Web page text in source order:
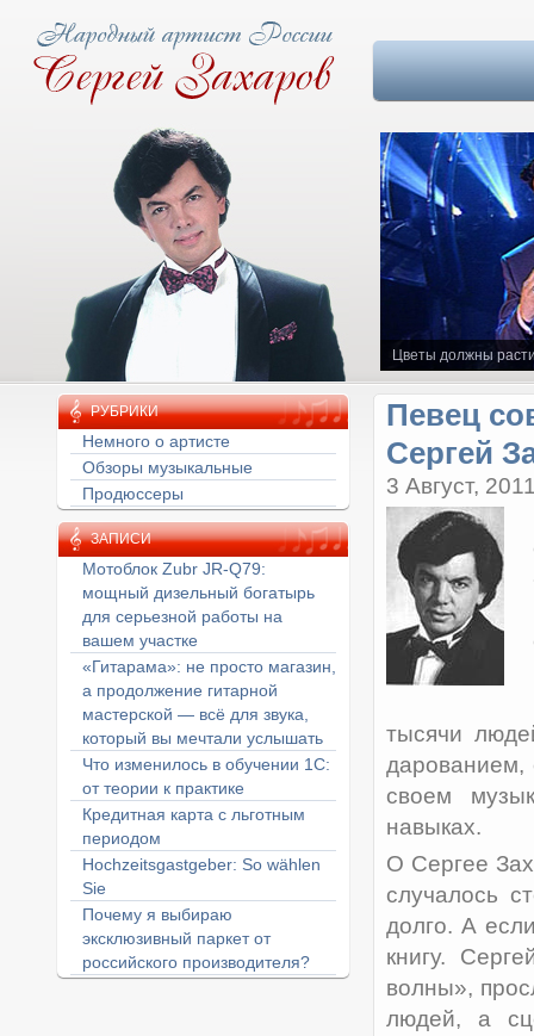
Цветы должны
РУБРИКИ
Немного о артисте
Обзоры музыкальные
Продюссеры
ЗАПИСИ
Мотоблок Zubr JR-Q79:
мощный дизельный богатырь
для серьезной работы на
вашем участке
«Гитарама»: не просто магазин,
а продолжение гитарной
мастерской — всё для звука,
который вы мечтали услышать
Что изменилось в обучении 1С:
от теории к практике
Кредитная карта с льготным
периодом
Hochzeitsgastgeber: So wählen
Sie
Почему я выбираю
эксклюзивный паркет от
российского производителя?
Певец
Сергей
3 Август,
тысячи
своем
навыках.
О Сергее
случалось
долго. А
книгу.
волны»,
людей, а